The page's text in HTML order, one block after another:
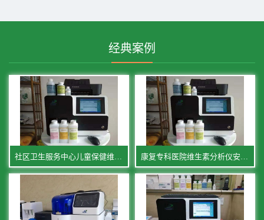
经典案例
社区卫生服务中心儿童保健维生素分析仪... 康复专科医院维生素分析仪安装应用案例